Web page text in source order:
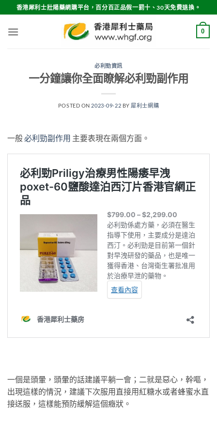
to
content
香港犀利士壯陽藥網購平台，百分百正品假一罰十、30天免費退換。
0
必利勁資訊
一分鐘讓你全面瞭解必利勁副作用
POSTED ON 2023-09-22 BY 犀利士網購
一般必利勁副作用 主要表現在兩個方面。
一個是頭暈，頭暈的話建議平躺一會；二就是惡心，幹嘔，
出現這樣的情況，建議下次服用直接用紅糖水或者蜂蜜水直
接送服，這樣能預防緩解這個癥狀。